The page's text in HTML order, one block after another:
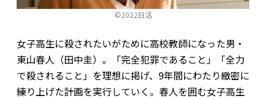
©2022日活
女子高生に殺されたいがために高校教師になった男・
東山春人（田中圭）。「完全犯罪であること」「全力
で殺されること」を理想に掲げ、9年間にわたり緻密に
練り上げた計画を実行していく。春人を囲む女子高生